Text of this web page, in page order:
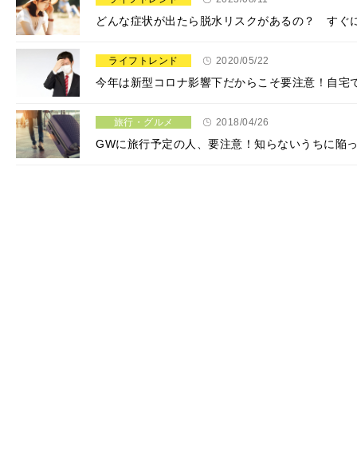
どんな症状が出たら脱水リスクがあるの？ すぐ
ライフトレンド 2020/05/22
今年は新型コロナ影響下だからこそ要注意！自宅
旅行・グルメ 2018/04/26
GWに旅行予定の人、要注意！知らないうちに陥